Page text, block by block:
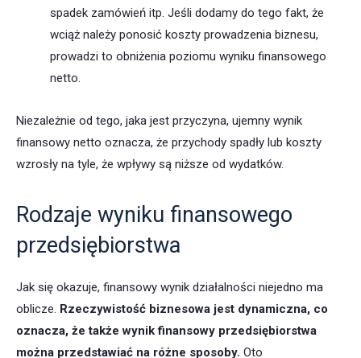
spadek zamówień itp. Jeśli dodamy do tego fakt, że
wciąż należy ponosić koszty prowadzenia biznesu,
prowadzi to obniżenia poziomu wyniku finansowego
netto.
Niezależnie od tego, jaka jest przyczyna, ujemny wynik
finansowy netto oznacza, że przychody spadły lub koszty
wzrosły na tyle, że wpływy są niższe od wydatków.
Rodzaje wyniku finansowego
przedsiębiorstwa
Jak się okazuje, finansowy wynik działalności niejedno ma
oblicze. Rzeczywistość biznesowa jest dynamiczna, co
oznacza, że takżewynik finansowy przedsiębiorstwa
można przedstawiać na różne sposoby. Oto